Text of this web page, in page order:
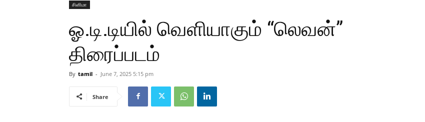
சினிமா
ஓ.டி.டியில் வெளியாகும் “லெவன்”
திரைப்படம்
By tamil - June 7, 2025 5:15 pm
Share